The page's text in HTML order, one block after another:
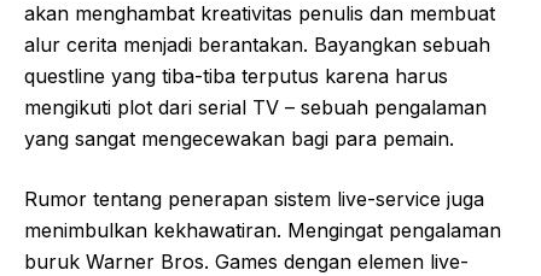
akan menghambat kreativitas penulis dan membuat
alur cerita menjadi berantakan. Bayangkan sebuah
questline yang tiba-tiba terputus karena harus
mengikuti plot dari serial TV – sebuah pengalaman
yang sangat mengecewakan bagi para pemain.
Rumor tentang penerapan sistem live-service juga
menimbulkan kekhawatiran. Mengingat pengalaman
buruk Warner Bros. Games dengan elemen live-